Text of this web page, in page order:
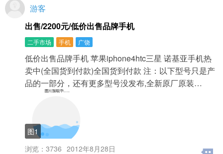
游客
出售/2200元/低价出售品牌手机
二手市场 手机 广饶
低价出售品牌手机 苹果iphone4htc三星 诺基亚手机热
卖中(全国货到付款)全国货到付款 注：以下型号只是产
品的一部分，还有更多型号没发布,全新原厂原装…
图1
浏览：3736 2012年8月28日